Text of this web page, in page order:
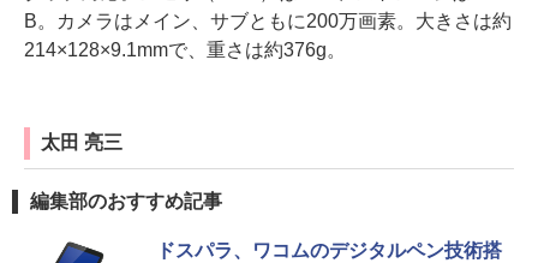
B。カメラはメイン、サブともに200万画素。大きさは約
214×128×9.1mmで、重さは約376g。
太田 亮三
編集部のおすすめ記事
ドスパラ、ワコムのデジタルペン技術搭